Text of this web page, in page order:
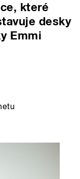
které
desky
Emmi